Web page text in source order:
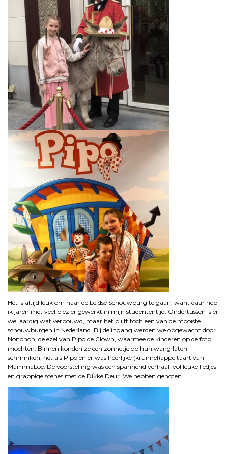
Het is altijd leuk om naar de Leidse Schouwburg te gaan, want daar heb
ik jaren met veel plezier gewerkt in mijn studententijd. Ondertussen is er
wel aardig wat verbouwd, maar het blijft toch een van de mooiste
schouwburgen in Nederland. Bij de ingang werden we opgewacht door
Nononon, de ezel van Pipo de Clown, waarmee de kinderen op de foto
mochten. Binnen konden ze een zonnetje op hun wang laten
schminken, net als Pipo en er was heerlijke (kruimel)appeltaart van
MammaLoe. De voorstelling was een spannend verhaal, vol leuke liedjes
en grappige scenes met de Dikke Deur. We hebben genoten.